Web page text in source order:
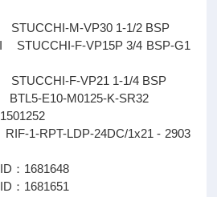
M-VP30 1-1/2 BSP
F-VP15P 3/4 BSP-G1
F-VP21 1-1/4 BSP
E10-M0125-K-SR32
1-RPT-LDP-24DC/1x21 - 2903
：1681648
：1681651